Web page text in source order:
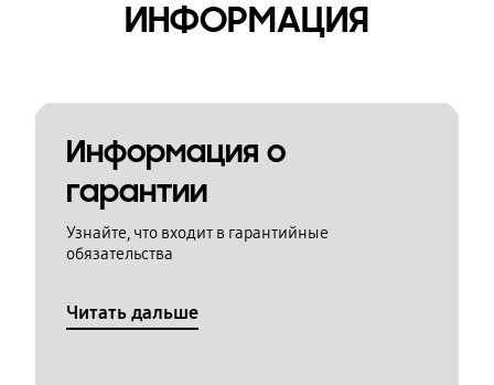
ИНФОРМАЦИЯ
Информация о
гарантии
Узнайте, что входит в гарантийные
обязательства
Читать дальше